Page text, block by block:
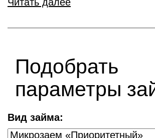
Подобрать
параметры
Вид займа: